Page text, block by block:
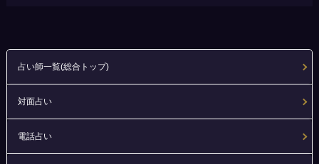
占い師一覧(総合トップ)
対面占い
電話占い